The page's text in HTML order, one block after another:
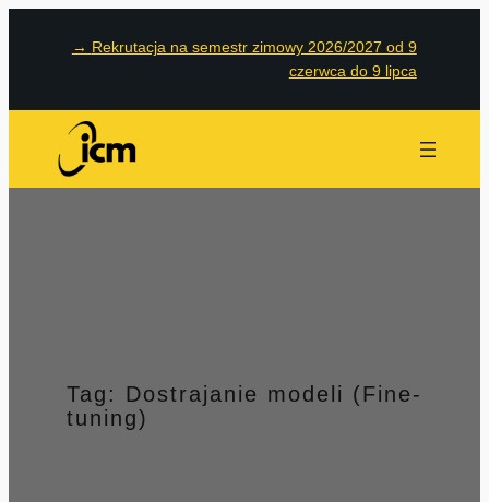
→ Rekrutacja na semestr zimowy 2026/2027 od 9
czerwca do 9 lipca
Tag: Dostrajanie modeli (Fine-
tuning)